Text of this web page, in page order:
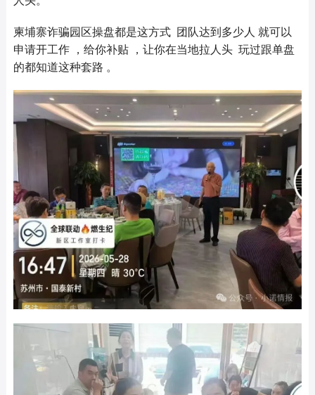
柬埔寨诈骗园区操盘都是这方式 团队达到多少人 就可以
申请开工作 ，给你补贴 ，让你在当地拉人头 玩过跟单盘
的都知道这种套路 。